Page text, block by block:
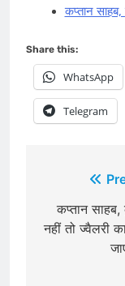
कप्तान साहब,
Share this:
WhatsApp
Telegram
कप्तान
नहीं तो ज्वैलरी